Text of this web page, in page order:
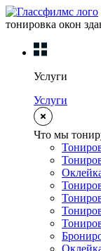
тонировка окон
Услуги
Услуги
Что мы